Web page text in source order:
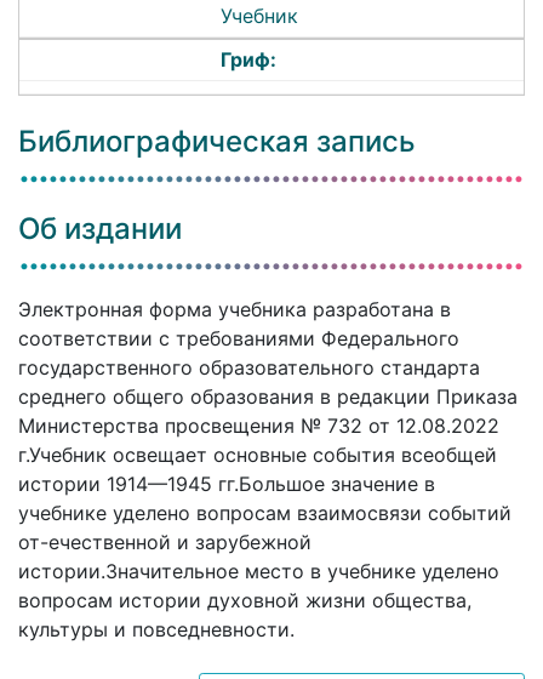
Учебник
Гриф:
Библиографическая запись
Об издании
Электронная форма учебника разработана в
соответствии с требованиями Федерального
государственного образовательного стандарта
среднего общего образования в редакции Приказа
Министерства просвещения № 732 от 12.08.2022
г.Учебник освещает основные события всеобщей
истории 1914—1945 гг.Большое значение в
учебнике уделено вопросам взаимосвязи событий
от-ечественной и зарубежной
истории.Значительное место в учебнике уделено
вопросам истории духовной жизни общества,
культуры и повседневности.